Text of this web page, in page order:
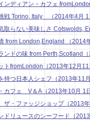
ディアン・カフェ
戦 Torino, Italy （2014年4月 1
らない美味しさ Cotswolds,
from London,England （2014
ドの味 from Perth,Scotland
fromLondon（2013年12月11
つ日本人シェフ（2013年11
カフェ V＆A（2013年10月 1
・ファッジショップ（2013
リュースのシーフード（